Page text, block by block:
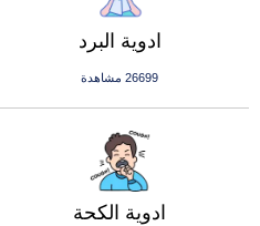
ادوية البرد
26699 مشاهدة
ادوية الكحة